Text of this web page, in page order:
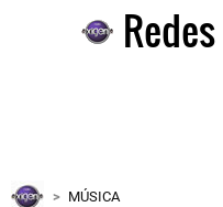
MÚSICA